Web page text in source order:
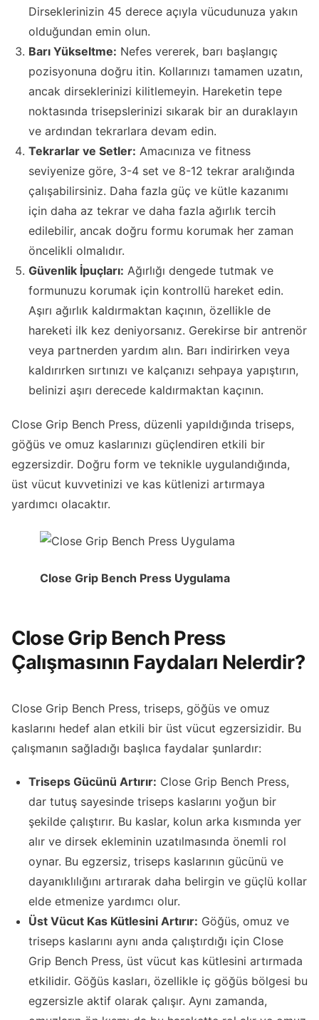
Dirseklerinizin 45 derece açıyla vücudunuza yakın
olduğundan emin olun.
Barı Yükseltme: Nefes vererek, barı başlangıç
pozisyonuna doğru itin. Kollarınızı tamamen uzatın,
ancak dirseklerinizi kilitlemeyin. Hareketin tepe
noktasında trisepslerinizi sıkarak bir an duraklayın
ve ardından tekrarlara devam edin.
Tekrarlar ve Setler: Amacınıza ve fitness
seviyenize göre, 3-4 set ve 8-12 tekrar aralığında
çalışabilirsiniz. Daha fazla güç ve kütle kazanımı
için daha az tekrar ve daha fazla ağırlık tercih
edilebilir, ancak doğru formu korumak her zaman
öncelikli olmalıdır.
Güvenlik İpuçları: Ağırlığı dengede tutmak ve
formunuzu korumak için kontrollü hareket edin.
Aşırı ağırlık kaldırmaktan kaçının, özellikle de
hareketi ilk kez deniyorsanız. Gerekirse bir antrenör
veya partnerden yardım alın. Barı indirirken veya
kaldırırken sırtınızı ve kalçanızı sehpaya yapıştırın,
belinizi aşırı derecede kaldırmaktan kaçının.
Close Grip Bench Press, düzenli yapıldığında triseps,
göğüs ve omuz kaslarınızı güçlendiren etkili bir
egzersizdir. Doğru form ve teknikle uygulandığında,
üst vücut kuvvetinizi ve kas kütlenizi artırmaya
yardımcı olacaktır.
Close Grip Bench Press Uygulama
Close Grip Bench Press
Çalışmasının Faydaları Nelerdir?
Close Grip Bench Press, triseps, göğüs ve omuz
kaslarını hedef alan etkili bir üst vücut egzersizidir. Bu
çalışmanın sağladığı başlıca faydalar şunlardır:
Triseps Gücünü Artırır: Close Grip Bench Press,
dar tutuş sayesinde triseps kaslarını yoğun bir
şekilde çalıştırır. Bu kaslar, kolun arka kısmında yer
alır ve dirsek ekleminin uzatılmasında önemli rol
oynar. Bu egzersiz, triseps kaslarının gücünü ve
dayanıklılığını artırarak daha belirgin ve güçlü kollar
elde etmenize yardımcı olur.
Üst Vücut Kas Kütlesini Artırır: Göğüs, omuz ve
triseps kaslarını aynı anda çalıştırdığı için Close
Grip Bench Press, üst vücut kas kütlesini artırmada
etkilidir. Göğüs kasları, özellikle iç göğüs bölgesi bu
egzersizle aktif olarak çalışır. Aynı zamanda,